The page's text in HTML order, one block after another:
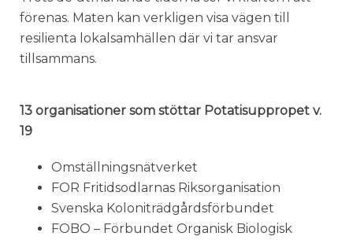
förenas. Maten kan verkligen visa vägen till
resilienta lokalsamhällen där vi tar ansvar
tillsammans.
13 organisationer som stöttar Potatisuppropet v.
19
Omställningsnätverket
FOR Fritidsodlarnas Riksorganisation
Svenska Koloniträdgårdsförbundet
FOBO – Förbundet Organisk Biologisk